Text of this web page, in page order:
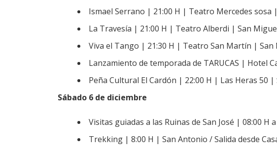
Ismael Serrano | 21:00 H | Teatro Mercedes sosa
La Travesía | 21:00 H | Teatro Alberdi | San
Viva el Tango | 21:30 H | Teatro San Martín | San
Lanzamiento de temporada de TARUCAS | Hotel
Peña Cultural El Cardón | 22:00 H | Las Heras 50
Sábado 6 de diciembre
Visitas guiadas a las Ruinas de San José | 08:00 H
Trekking | 8:00 H | San Antonio / Salida desde